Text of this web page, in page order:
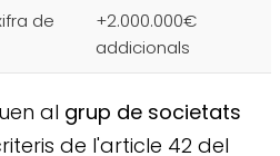
de
+2.000.000€
addicionals
al grup de societats
de l'article 42 del